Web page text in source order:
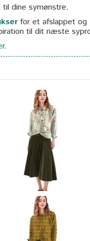
til dine symønstre.
for et afslappet og
til dit næste